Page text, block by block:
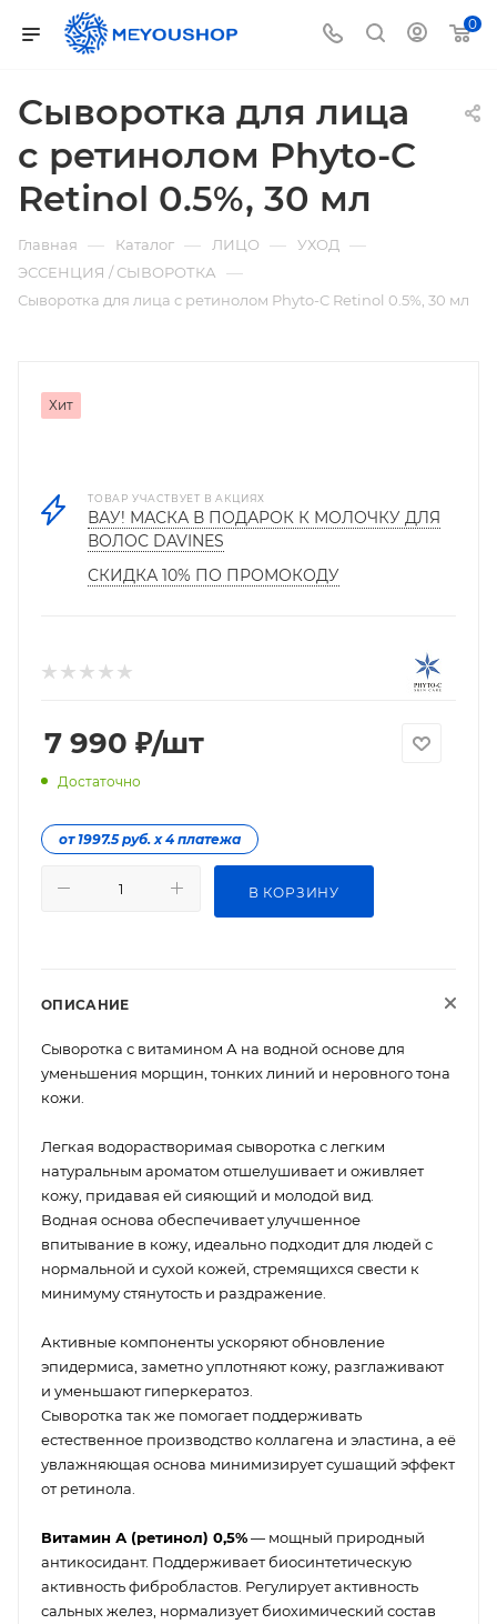
0
Сыворотка для лица
c ретинолом Phyto-C
Retinol 0.5%, 30 мл
Главная — Каталог — ЛИЦО — УХОД —
ЭССЕНЦИЯ / СЫВОРОТКА —
Сыворотка для лица c ретинолом Phyto-C Retinol 0.5%, 30 мл
Хит
ТОВАР УЧАСТВУЕТ В АКЦИЯХ
ВАУ! МАСКА В ПОДАРОК К МОЛОЧКУ ДЛЯ
ВОЛОС DAVINES
СКИДКА 10% ПО ПРОМОКОДУ
7 990 ₽/шт
Достаточно
от 1997.5 руб. х 4 платежа
В КОРЗИНУ
ОПИСАНИЕ
Сыворотка с витамином А на водной основе для
уменьшения морщин, тонких линий и неровного тона
кожи.
Легкая водорастворимая сыворотка с легким
натуральным ароматом отшелушивает и оживляет
кожу, придавая ей сияющий и молодой вид.
Водная основа обеспечивает улучшенное
впитывание в кожу, идеально подходит для людей с
нормальной и сухой кожей, стремящихся свести к
минимуму стянутость и раздражение.
Активные компоненты ускоряют обновление
эпидермиса, заметно уплотняют кожу, разглаживают
и уменьшают гиперкератоз.
Сыворотка так же помогает поддерживать
естественное производство коллагена и эластина, а её
увлажняющая основа минимизирует сушащий эффект
от ретинола.
Витамин А (ретинол) 0,5%— мощный природный
антикосидант. Поддерживает биосинтетическую
активность фибробластов. Регулирует активность
сальных желез, нормализует биохимический состав